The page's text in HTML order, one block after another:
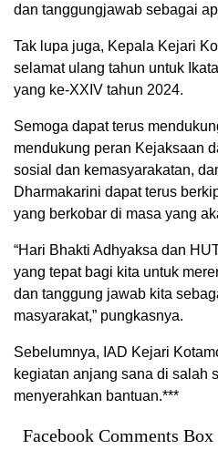
dan tanggungjawab sebagai
Tak lupa juga, Kepala Kejari
selamat ulang tahun untuk
yang ke-XXIV tahun 2024.
Semoga dapat terus
mendukung peran Kejaksaan
sosial dan kemasyarakatan,
Dharmakarini dapat terus
yang berkobar di masa yang
“Hari Bhakti Adhyaksa dan
yang tepat bagi kita untuk
dan tanggung jawab kita
masyarakat,” pungkasnya.
Sebelumnya, IAD Kejari
kegiatan anjang sana di salah
menyerahkan bantuan.***
Facebook Comments Box